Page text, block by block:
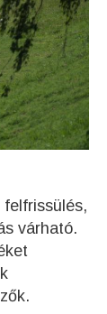
várható.